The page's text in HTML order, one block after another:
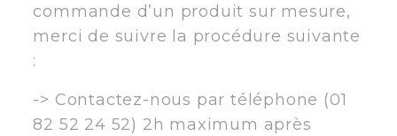
commande d’un produit sur mesure,
merci de suivre la procédure suivante
:
-> Contactez-nous par téléphone (01
82 52 24 52) 2h maximum après